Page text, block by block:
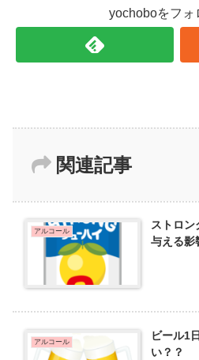
yochoboをフォ
関連記事
アルコール
ストロン
与える影
アルコール
ビール1
い？？